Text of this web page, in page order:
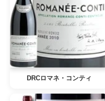
DRCロマネ・コンティ